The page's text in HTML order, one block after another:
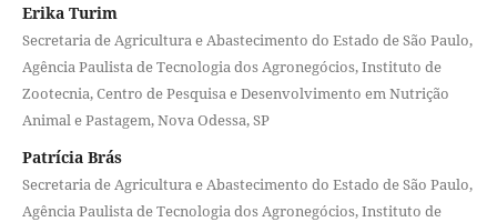
Erika Turim
Secretaria de Agricultura e Abastecimento do Estado de São Paulo,
Agência Paulista de Tecnologia dos Agronegócios, Instituto de
Zootecnia, Centro de Pesquisa e Desenvolvimento em Nutrição
Animal e Pastagem, Nova Odessa, SP
Patrícia Brás
Secretaria de Agricultura e Abastecimento do Estado de São Paulo,
Agência Paulista de Tecnologia dos Agronegócios, Instituto de